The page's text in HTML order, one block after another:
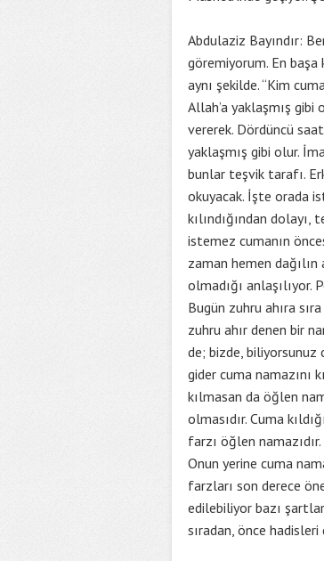
Abdulaziz Bayındır:
göremiyorum. En başa
aynı şekilde. “Kim
Allah’a yaklaşmış
vererek. Dördüncü
yaklaşmış gibi olur.
bunlar teşvik tarafı.
okuyacak. İşte orada
kılındığından
istemez cumanın
zaman hemen dağılın
olmadığı anlaşılıyor.
Bugün zuhru ahıra
zuhru ahır denen bir
de; bizde, biliyorsunuz
gider cuma namazını
kılmasan da öğlen
olmasıdır. Cuma
farzı öğlen
Onun yerine cuma
farzları son derece
edilebiliyor bazı
sıradan, önce